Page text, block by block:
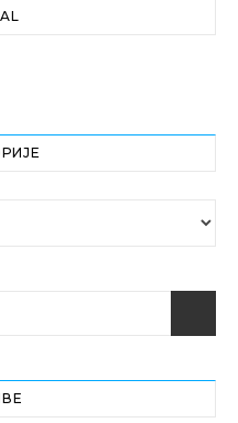
Twitter
on Instagram
on YouTube